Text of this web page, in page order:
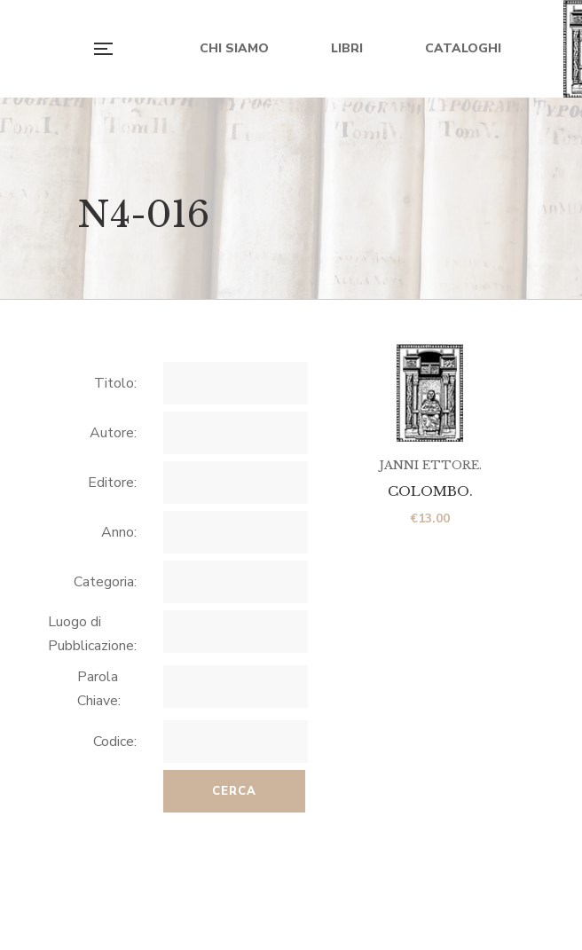
CHI SIAMO LIBRI CATALOGHI
N4-016
COLOMBO.
€13.00
JANNI ETTORE.
Titolo:
Autore:
Editore:
Anno:
Categoria:
Luogo di
Pubblicazione:
Parola
Chiave:
Codice:
CERCA